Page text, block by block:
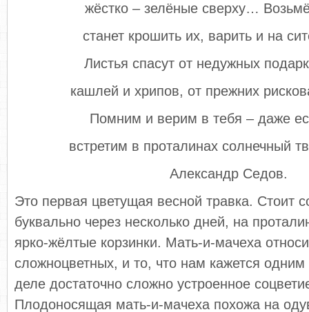
жёстко – зелёные сверху…
станет крошить их, варить и на
Листья спасут от недужных
кашлей и хрипов, от прежних
Помним и верим в тебя – даже
встретим в проталинах солнечный
Александр Седов.
Это первая цветущая весной травка. Стоит
буквально через несколько дней, на
ярко-жёлтые корзинки. Мать-и-мачеха
сложноцветных, и то, что нам кажется
деле достаточно сложно устроенное
Плодоносящая мать-и-мачеха похожа на